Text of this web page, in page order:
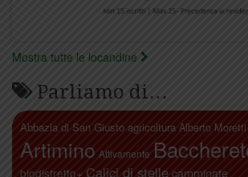
Mostra tutte le locandine
Parliamo di…
Abbazia di San Giusto agricoltura Alberto Moretti
Artimino Attivamente
biodistretto+ Calici di stelle camminate